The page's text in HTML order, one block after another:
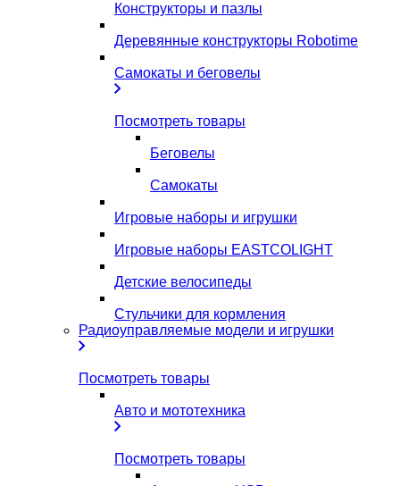
Конструкторы и пазлы
Деревянные конструкторы Robotime
Самокаты и беговелы
Посмотреть товары
Беговелы
Самокаты
Игровые наборы и игрушки
Игровые наборы EASTCOLIGHT
Детские велосипеды
Стульчики для кормления
Радиоуправляемые модели и игрушки
Посмотреть товары
Авто и мототехника
Посмотреть товары